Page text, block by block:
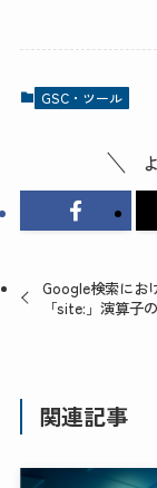
GSC・ツール
Google検索にお
「site:」演算子
関連記事